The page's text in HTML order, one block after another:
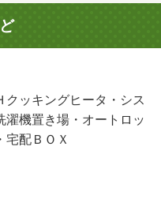
ッキングヒータ・シス
濯機置き場・オートロッ
宅配ＢＯＸ